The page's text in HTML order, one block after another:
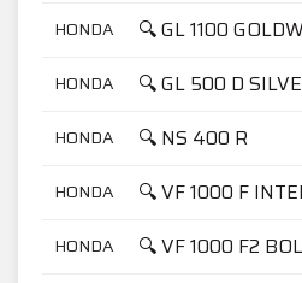
HONDA 🔍 GL 1100
HONDA 🔍 GL 500 D
HONDA 🔍 NS 400 R
HONDA 🔍 VF 1000 F
HONDA 🔍 VF 1000 F2